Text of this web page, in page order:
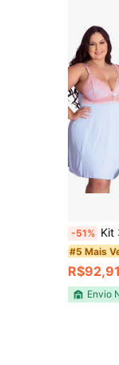
-51% Kit 3
#5 Mais
R$92,91
Envio